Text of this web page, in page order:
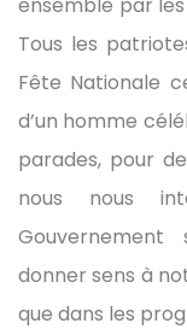
Tous les
Fête Nationale
d’un homme
parades, pour
nous nous
donner sens à
que dans les